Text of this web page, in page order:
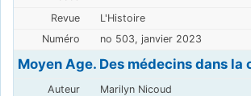
L'Histoire
no 503, janvier 2023
Moyen Age. Des médecins dans la
Marilyn Nicoud